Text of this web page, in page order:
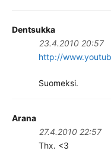
Dentsukka
23.4.2010 20:57
http://
Suomeksi.
Arana
27.4.2010 22:57
Thx. <3